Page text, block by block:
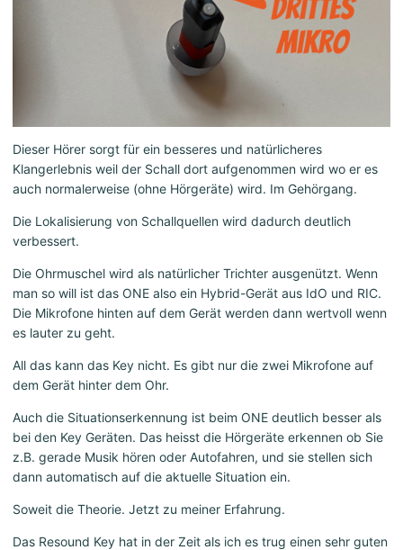
Dieser Hörer sorgt für ein besseres und natürlicheres
Klangerlebnis weil der Schall dort aufgenommen wird wo er es
auch normalerweise (ohne Hörgeräte) wird. Im Gehörgang.
Die Lokalisierung von Schallquellen wird dadurch deutlich
verbessert.
Die Ohrmuschel wird als natürlicher Trichter ausgenützt. Wenn
man so will ist das ONE also ein Hybrid-Gerät aus IdO und RIC.
Die Mikrofone hinten auf dem Gerät werden dann wertvoll wenn
es lauter zu geht.
All das kann das Key nicht. Es gibt nur die zwei Mikrofone auf
dem Gerät hinter dem Ohr.
Auch die Situationserkennung ist beim ONE deutlich besser als
bei den Key Geräten. Das heisst die Hörgeräte erkennen ob Sie
z.B. gerade Musik hören oder Autofahren, und sie stellen sich
dann automatisch auf die aktuelle Situation ein.
Soweit die Theorie. Jetzt zu meiner Erfahrung.
Das Resound Key hat in der Zeit als ich es trug einen sehr guten